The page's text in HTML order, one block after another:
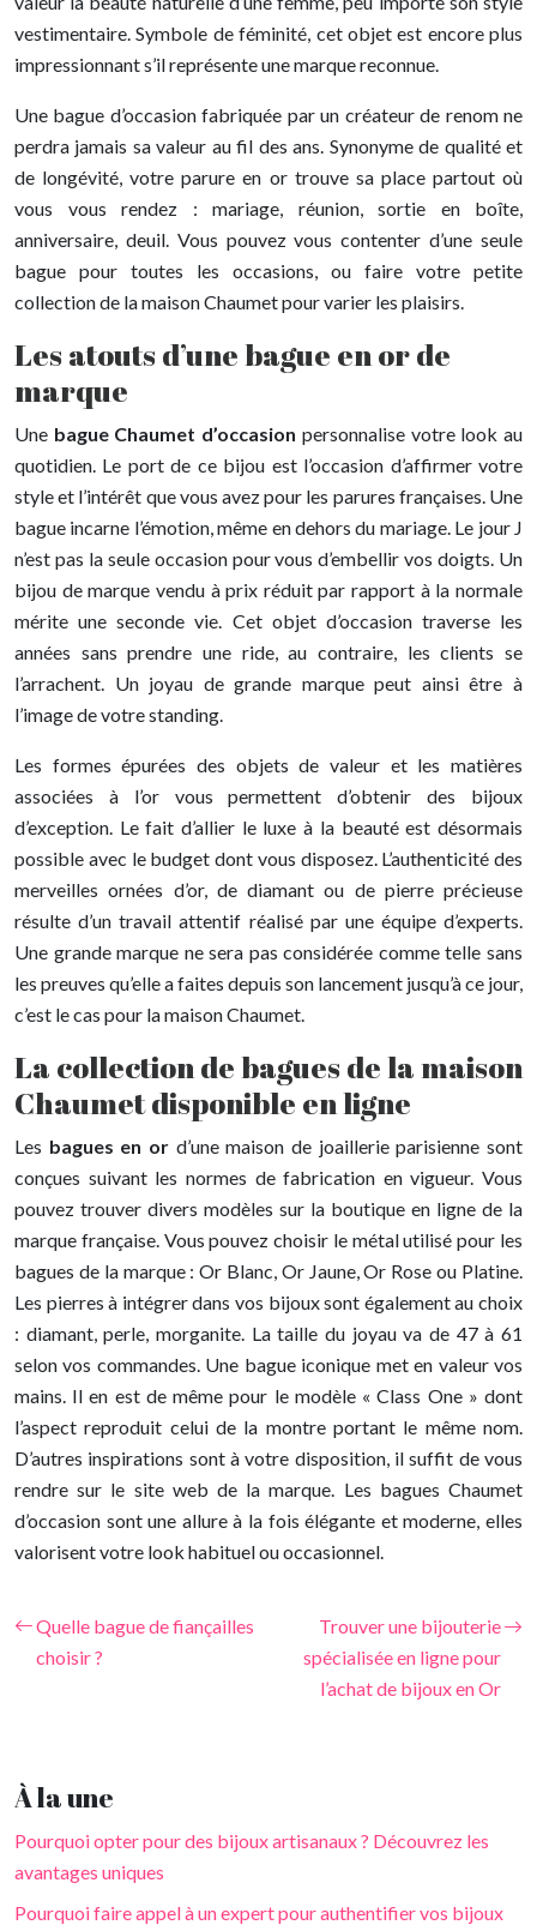
vestimentaire. Symbole de féminité, cet objet est encore plus
impressionnant s’il représente une marque reconnue.
Une bague d’occasion fabriquée par un créateur de renom ne
perdra jamais sa valeur au fil des ans. Synonyme de qualité et
de longévité, votre parure en or trouve sa place partout où
vous vous rendez : mariage, réunion, sortie en boîte,
anniversaire, deuil. Vous pouvez vous contenter d’une seule
bague pour toutes les occasions, ou faire votre petite
collection de la maison Chaumet pour varier les plaisirs.
Les atouts d’une bague en or de
marque
Une bague Chaumet d’occasion personnalise votre look au
quotidien. Le port de ce bijou est l’occasion d’affirmer votre
style et l’intérêt que vous avez pour les parures françaises. Une
bague incarne l’émotion, même en dehors du mariage. Le jour J
n’est pas la seule occasion pour vous d’embellir vos doigts. Un
bijou de marque vendu à prix réduit par rapport à la normale
mérite une seconde vie. Cet objet d’occasion traverse les
années sans prendre une ride, au contraire, les clients se
l’arrachent. Un joyau de grande marque peut ainsi être à
l’image de votre standing.
Les formes épurées des objets de valeur et les matières
associées à l’or vous permettent d’obtenir des bijoux
d’exception. Le fait d’allier le luxe à la beauté est désormais
possible avec le budget dont vous disposez. L’authenticité des
merveilles ornées d’or, de diamant ou de pierre précieuse
résulte d’un travail attentif réalisé par une équipe d’experts.
Une grande marque ne sera pas considérée comme telle sans
les preuves qu’elle a faites depuis son lancement jusqu’à ce jour,
c’est le cas pour la maison Chaumet.
La collection de bagues de la maison
Chaumet disponible en ligne
Les bagues en or d’une maison de joaillerie parisienne sont
conçues suivant les normes de fabrication en vigueur. Vous
pouvez trouver divers modèles sur la boutique en ligne de la
marque française. Vous pouvez choisir le métal utilisé pour les
bagues de la marque : Or Blanc, Or Jaune, Or Rose ou Platine.
Les pierres à intégrer dans vos bijoux sont également au choix
: diamant, perle, morganite. La taille du joyau va de 47 à 61
selon vos commandes. Une bague iconique met en valeur vos
mains. Il en est de même pour le modèle « Class One » dont
l’aspect reproduit celui de la montre portant le même nom.
D’autres inspirations sont à votre disposition, il suffit de vous
rendre sur le site web de la marque. Les bagues Chaumet
d’occasion sont une allure à la fois élégante et moderne, elles
valorisent votre look habituel ou occasionnel.
Quelle bague de fiançailles
choisir ?
Trouver une bijouterie
spécialisée en ligne pour
l’achat de bijoux en Or
À la une
Pourquoi opter pour des bijoux artisanaux ? Découvrez les
avantages uniques
Pourquoi faire appel à un expert pour authentifier vos bijoux